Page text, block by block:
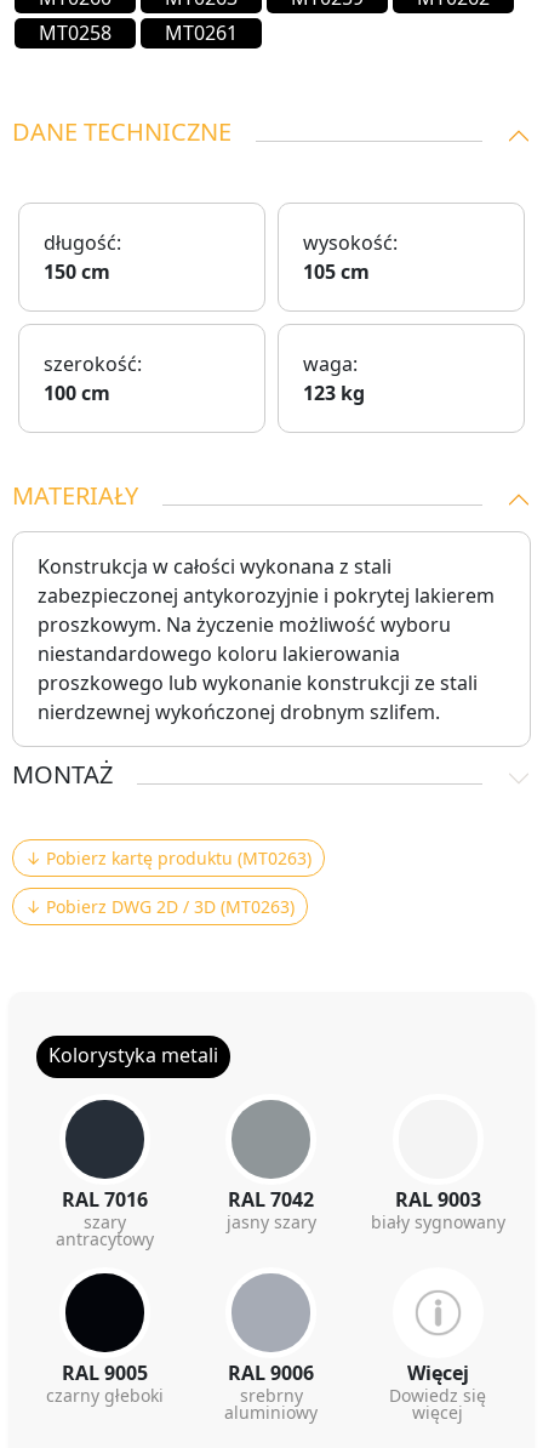
MT0258
MT0261
DANE TECHNICZNE
długość:
150 cm
wysokość:
105 cm
szerokość:
100 cm
waga:
123 kg
MATERIAŁY
Konstrukcja w całości wykonana z stali
zabezpieczonej antykorozyjnie i pokrytej lakierem
proszkowym. Na życzenie możliwość wyboru
niestandardowego koloru lakierowania
proszkowego lub wykonanie konstrukcji ze stali
nierdzewnej wykończonej drobnym szlifem.
MONTAŻ
↓ Pobierz kartę produktu (MT0263)
↓ Pobierz DWG 2D / 3D (MT0263)
Kolorystyka metali
RAL 7016
szary
antracytowy
RAL 7042
jasny szary
RAL 9003
biały sygnowany
RAL 9005
czarny głeboki
RAL 9006
srebrny
aluminiowy
Więcej
Dowiedz się
więcej